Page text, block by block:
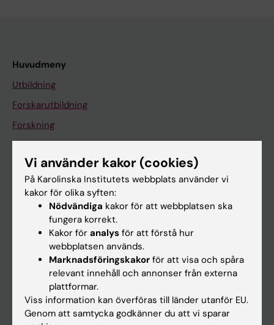
Huvudmeny
Utbildning
Forskarutbildning
Forskning
På gång
Nyheter
Kalender
Student
Canvas
Schema
Vi använder kakor (cookies)
På Karolinska Institutets webbplats använder vi
kakor för olika syften:
Nödvändiga kakor för att webbplatsen ska
fungera korrekt.
Kakor för analys för att förstå hur
webbplatsen används.
Marknadsföringskakor för att visa och spåra
relevant innehåll och annonser från externa
plattformar.
Viss information kan överföras till länder utanför EU.
Genom att samtycka godkänner du att vi sparar